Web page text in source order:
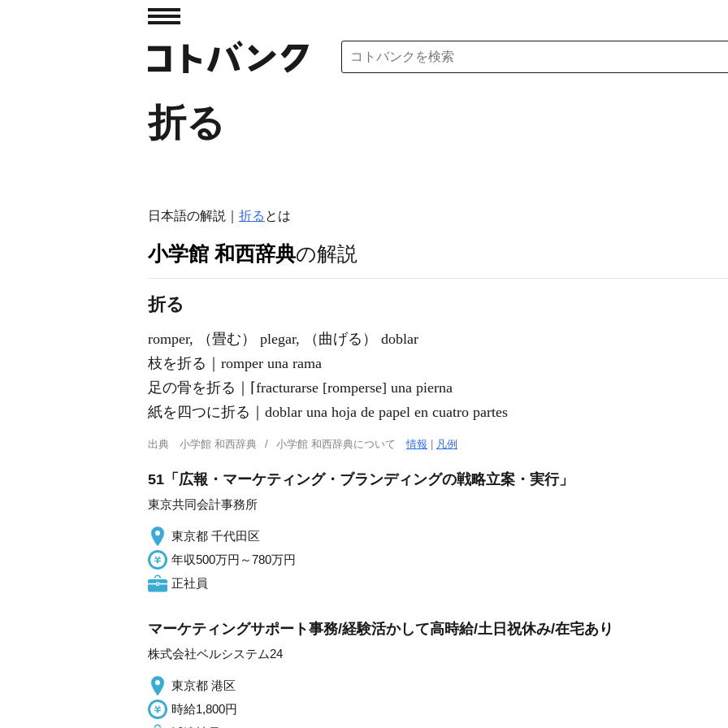
折る
日本語の解説｜ 折る とは
小学館 和西辞典の解説
折る
romper, （畳む） plegar, （曲げる） doblar
枝を折る｜romper una rama
足の骨を折る｜⌈fracturarse [romperse] una pierna
紙を四つに折る｜doblar una hoja de papel en cuatro partes
出典 小学館 和西辞典 小学館 和西辞典について情報 凡例
51「広報・マーケティング・ブランディングの戦略立案・実行」
東京共同会計事務所
東京都 千代田区
年収500万円～780万円
正社員
マーケティングサポート事務/経験活かして高時給/土日祝休み/在宅あり
株式会社ベルシステム24
東京都 港区
時給1,800円